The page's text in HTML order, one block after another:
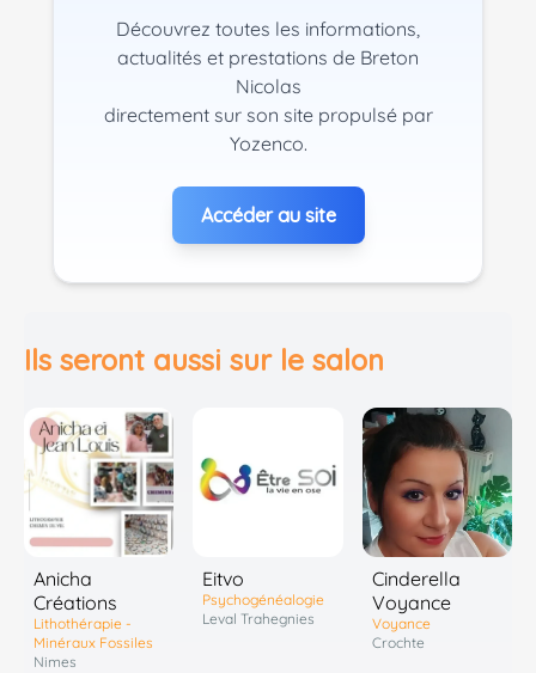
Découvrez toutes les informations,
actualités et prestations de Breton
Nicolas
directement sur son site propulsé par
Yozenco.
Accéder au site
Ils seront aussi sur le salon
Anicha
Créations
Lithothérapie -
Minéraux Fossiles
Nimes
Eitvo
Psychogénéalogie
Leval Trahegnies
Cinderella
Voyance
Voyance
Crochte